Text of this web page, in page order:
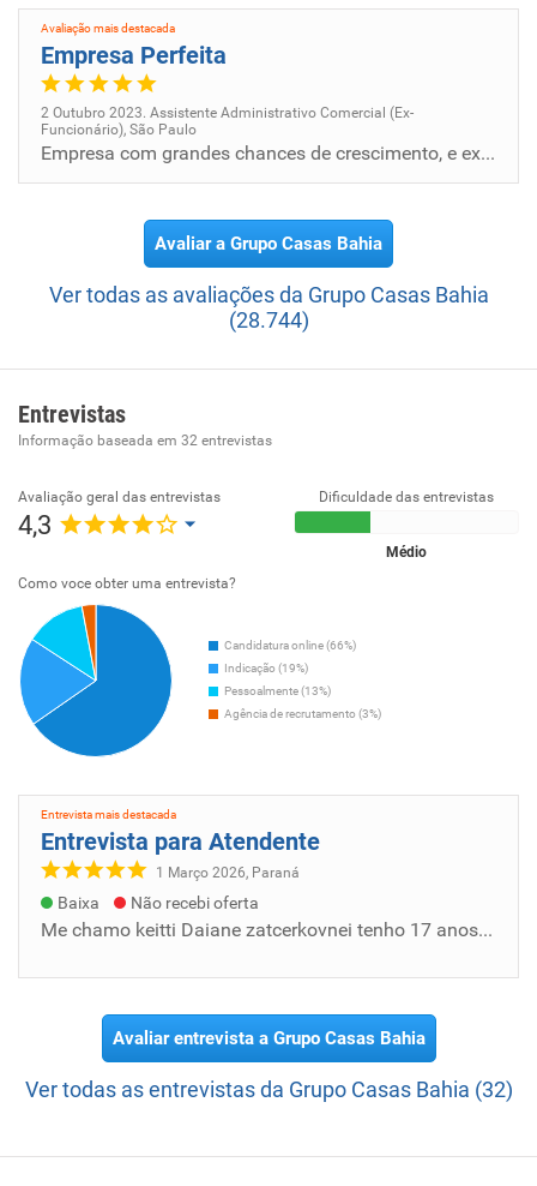
Avaliação mais destacada
Empresa Perfeita
2 Outubro 2023. Assistente Administrativo Comercial (Ex-
Funcionário), São Paulo
Empresa com grandes chances de crescimento, e excelentes profissionais.
Avaliar a Grupo Casas Bahia
Ver todas as avaliações da Grupo Casas Bahia
(28.744)
Entrevistas
Informação baseada em 32 entrevistas
Avaliação geral das entrevistas
4,3
Dificuldade das entrevistas
Médio
Como voce obter uma entrevista?
Candidatura online (66%)
Indicação (19%)
Pessoalmente (13%)
Agência de recrutamento (3%)
Entrevista mais destacada
Entrevista para Atendente
1 Março 2026, Paraná
Baixa Não recebi oferta
Me chamo keitti Daiane zatcerkovnei tenho 17 anos moro em ponta grossa, estou atrás do primeiro emprego sou rápida, aprendo fácil sei lidar...
Avaliar entrevista a Grupo Casas Bahia
Ver todas as entrevistas da Grupo Casas Bahia (32)